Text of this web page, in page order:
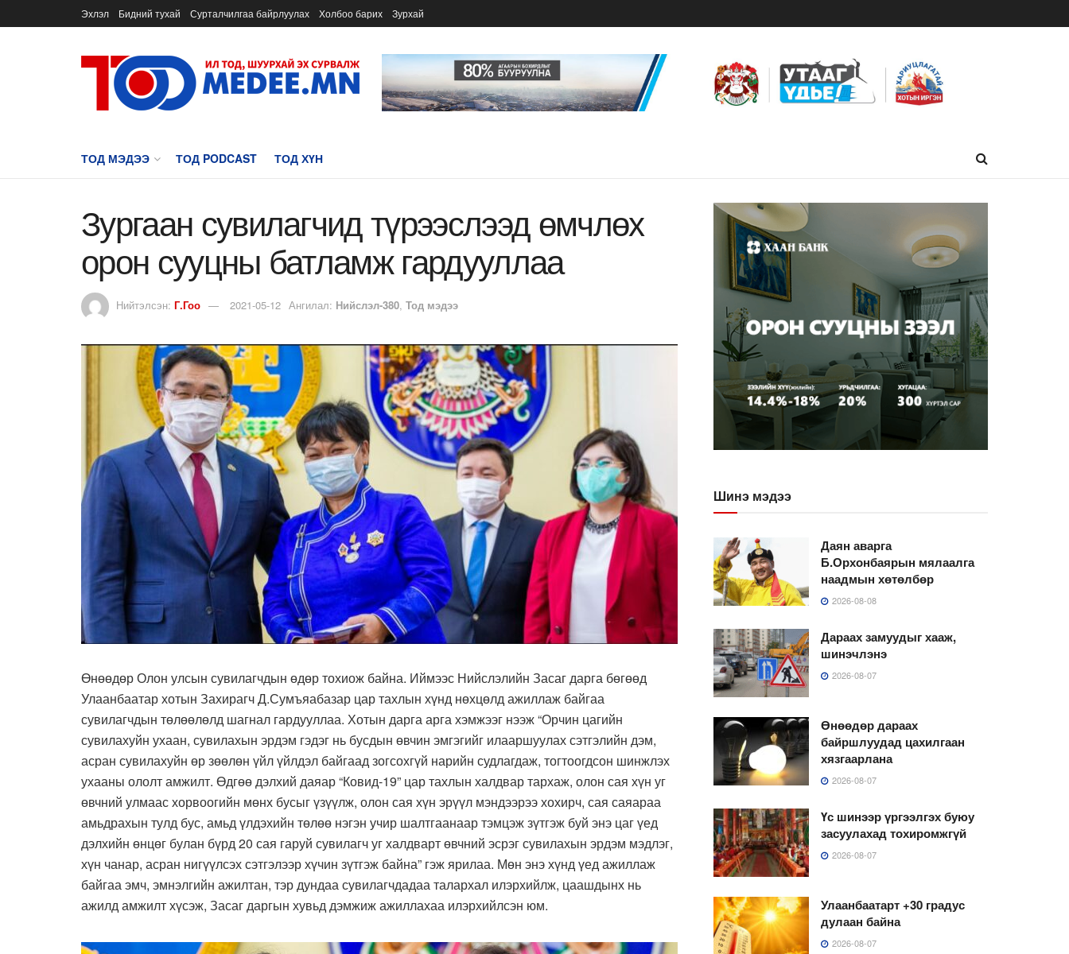
Эхлэл Бидний тухай Сурталчилгаа байрлуулах Холбоо барих Зурхай
ТОД МЭДЭЭ ТОД PODCAST ТОД ХҮН
Зургаан сувилагчид түрээслээд өмчлөх
орон сууцны батламж гардууллаа
Нийтэлсэн: Г.Гоо 2021-05-12 Ангилал: Нийслэл-380, Тод мэдээ
Өнөөдөр Олон улсын сувилагчдын өдөр тохиож байна. Иймээс Нийслэлийн Засаг дарга бөгөөд
Улаанбаатар хотын Захирагч Д.Сумъяабазар цар тахлын хүнд нөхцөлд ажиллаж байгаа
сувилагчдын төлөөлөлд шагнал гардууллаа. Хотын дарга арга хэмжээг нээж “Орчин цагийн
сувилахуйн ухаан, сувилахын эрдэм гэдэг нь бусдын өвчин эмгэгийг илааршуулах сэтгэлийн дэм,
асран сувилахуйн өр зөөлөн үйл үйлдэл байгаад зогсохгүй нарийн судлагдаж, тогтоогдсон шинжлэх
ухааны ололт амжилт. Өдгөө дэлхий даяар “Ковид-19” цар тахлын халдвар тархаж, олон сая хүн уг
өвчний улмаас хорвоогийн мөнх бусыг үзүүлж, олон сая хүн эрүүл мэндээрээ хохирч, сая саяараа
амьдрахын тулд бус, амьд үлдэхийн төлөө нэгэн учир шалтгаанаар тэмцэж зүтгэж буй энэ цаг үед
дэлхийн өнцөг булан бүрд 20 сая гаруй сувилагч уг халдварт өвчний эсрэг сувилахын эрдэм мэдлэг,
хүн чанар, асран нигүүлсэх сэтгэлээр хүчин зүтгэж байна” гэж ярилаа. Мөн энэ хүнд үед ажиллаж
байгаа эмч, эмнэлгийн ажилтан, тэр дундаа сувилагчдадаа талархал илэрхийлж, цаашдынх нь
ажилд амжилт хүсэж, Засаг даргын хувьд дэмжиж ажиллахаа илэрхийлсэн юм.
Шинэ мэдээ
Даян аварга
Б.Орхонбаярын мялаалга
наадмын хөтөлбөр
2026-08-08
Дараах замуудыг хааж,
шинэчлэнэ
2026-08-07
Өнөөдөр дараах
байршлуудад цахилгаан
хязгаарлана
2026-08-07
Үс шинээр үргээлгэх буюу
засуулахад тохиромжгүй
2026-08-07
Улаанбаатарт +30 градус
дулаан байна
2026-08-07